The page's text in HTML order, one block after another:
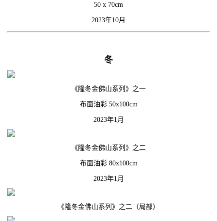
50 x 70cm
2023年10月
冬
《隆冬金佛山系列》之一
布面油彩 50x100cm
2023年1月
《隆冬金佛山系列》之二
布面油彩 80x100cm
2023年1月
《隆冬金佛山系列》之二（局部）